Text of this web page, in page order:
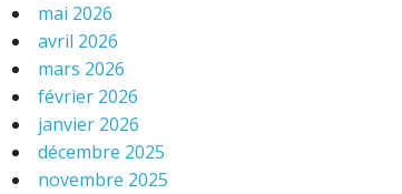
mai 2026
avril 2026
mars 2026
février 2026
janvier 2026
décembre 2025
novembre 2025